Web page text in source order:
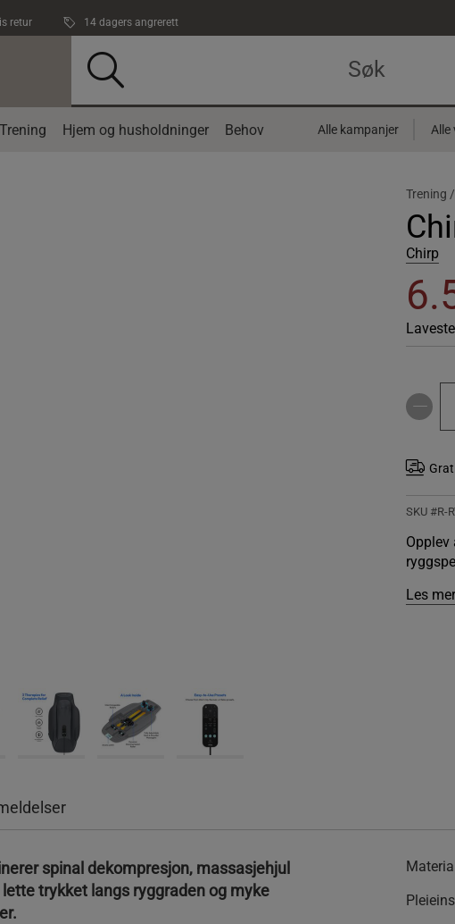
retur 14 dagers angrerett
Trening Hjem og husholdninger Behov Alle kampanjer Alle
Trening /
Chirp
SKU #R-
Opplev
Les mer
spinal dekompresjon, massasjehjul
trykket langs ryggraden og myke